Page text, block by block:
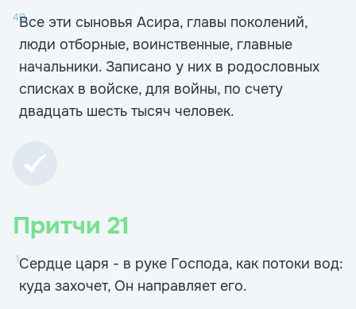
40Все эти сыновья Асира, главы поколений,
люди отборные, воинственные, главные
начальники. Записано у них в родословных
списках в войске, для войны, по счету
двадцать шесть тысяч человек.
Притчи 21
1Сердце царя - в руке Господа, как потоки вод:
куда захочет, Он направляет его.